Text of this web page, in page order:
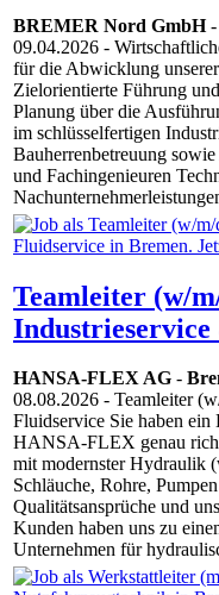
BREMER Nord GmbH-
09.04.2026 -
für die Abwicklung
Zielorientierte Führung
Planung über die
im schlüsselfertigen
Bauherrenbetreuung
und Fachingenieuren
Teamleiter (w/
HANSA-FLEX AG -
08.08.2026 - Teamleiter
Fluidservice Sie haben
HANSA-FLEX genau
mit modernster Hydraulik
Schläuche, Rohre,
Qualitätsansprüche und
Kunden haben uns zu
Unternehmen für